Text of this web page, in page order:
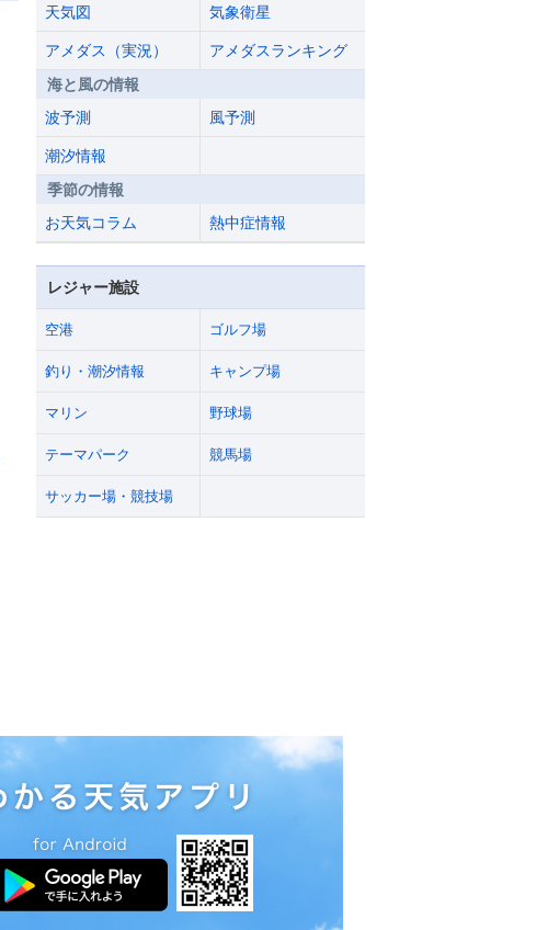
天気図
気象衛星
アメダス（実況）
アメダスランキング
海と風の情報
波予測
風予測
潮汐情報
季節の情報
お天気コラム
熱中症情報
レジャー施設
空港 ゴルフ場
釣り・潮汐情報 キャンプ場
マリン 野球場
テーマパーク 競馬場
サッカー場・競技場